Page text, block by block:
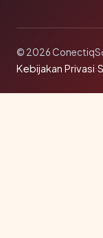
© 2026
Kebijakan Privasi·